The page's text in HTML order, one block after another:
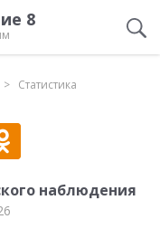
8
Статистика
наблюдения